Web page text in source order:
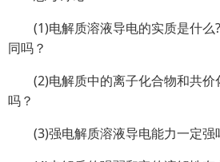
(1)电解质溶液导电的实质是什
同吗？
(2)电解质中的离子化合物和共
吗？
(3)强电解质溶液导电能力一定强